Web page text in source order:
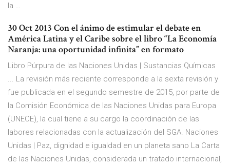
la …
30 Oct 2013 Con el ánimo de estimular el debate en
América Latina y el Caribe sobre el libro “La Economía
Naranja: una oportunidad infinita” en formato
Libro Púrpura de las Naciones Unidas | Sustancias Químicas
... La revisión más reciente corresponde a la sexta revisión y
fue publicada en el segundo semestre de 2015, por parte de
la Comisión Económica de las Naciones Unidas para Europa
(UNECE), la cual tiene a su cargo la coordinación de las
labores relacionadas con la actualización del SGA. Naciones
Unidas | Paz, dignidad e igualdad en un planeta sano La Carta
de las Naciones Unidas, considerada un tratado internacional,